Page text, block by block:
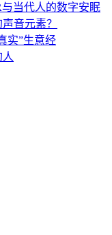
当代人的数字安眠
音元素？
实”生意经